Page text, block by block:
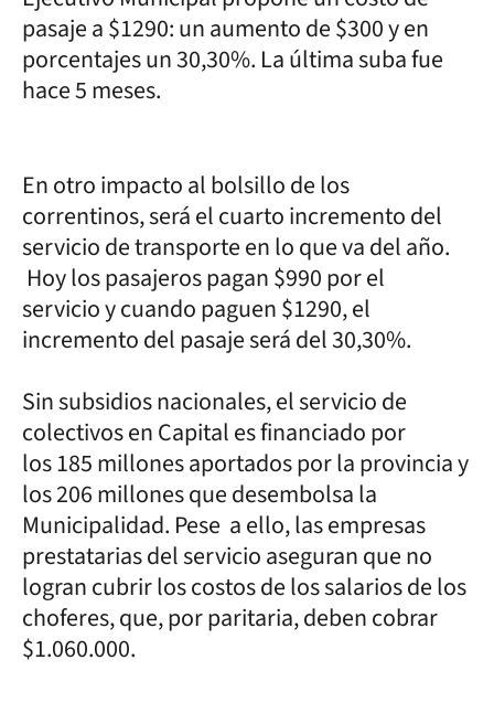
pasaje a $1290: un aumento de $300 y en
porcentajes un 30,30%. La última suba fue
hace 5 meses.
En otro impacto al bolsillo de los
correntinos, será el cuarto incremento del
servicio de transporte en lo que va del año.
Hoy los pasajeros pagan $990 por el
servicio y cuando paguen $1290, el
incremento del pasaje será del 30,30%.
Sin subsidios nacionales, el servicio de
colectivos en Capital es financiado por
los 185 millones aportados por la provincia y
los 206 millones que desembolsa la
Municipalidad. Pese a ello, las empresas
prestatarias del servicio aseguran que no
logran cubrir los costos de los salarios de los
choferes, que, por paritaria, deben cobrar
$1.060.000.